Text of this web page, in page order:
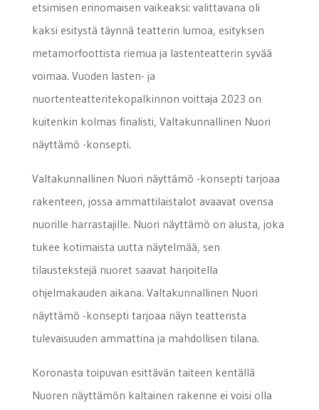
etsimisen erinomaisen vaikeaksi: valittavana oli
kaksi esitystä täynnä teatterin lumoa, esityksen
metamorfoottista riemua ja lastenteatterin syvää
voimaa. Vuoden lasten- ja
nuortenteatteritekopalkinnon voittaja 2023 on
kuitenkin kolmas finalisti, Valtakunnallinen Nuori
näyttämö -konsepti.
Valtakunnallinen Nuori näyttämö -konsepti tarjoaa
rakenteen, jossa ammattilaistalot avaavat ovensa
nuorille harrastajille. Nuori näyttämö on alusta, joka
tukee kotimaista uutta näytelmää, sen
tilaustekstejä nuoret saavat harjoitella
ohjelmakauden aikana. Valtakunnallinen Nuori
näyttämö -konsepti tarjoaa näyn teatterista
tulevaisuuden ammattina ja mahdollisen tilana.
Koronasta toipuvan esittävän taiteen kentällä
Nuoren näyttämön kaltainen rakenne ei voisi olla